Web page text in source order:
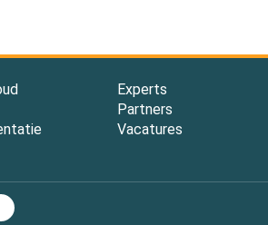
Experts
Partners
Vacatures